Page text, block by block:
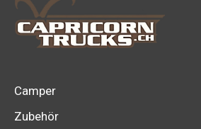
Camper
Zubehör